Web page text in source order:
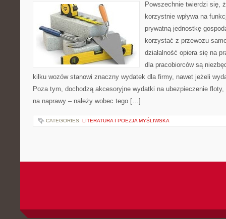
Powszechnie twierdzi się,
korzystnie wpływa na
prywatną jednostkę
korzystać z przewozu
działalność opiera się na
dla pracobiorców są
kilku wozów stanowi znaczny wydatek dla firmy, nawet jeżeli
Poza tym, dochodzą akcesoryjne wydatki na ubezpieczenie
na naprawy – należy wobec tego […]
CATEGORIES: LITERATURA I POEZJA MYŚLIWSKA